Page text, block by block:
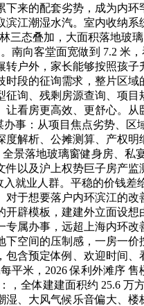
来的配套劣势，成为内环
江潮湿水汽。室内收纳系
三态叠加，大面积落地玻
南向客堂面宽做到 7.2 米，
户外，家长能够按照孩子
段的征询需求，整片区域
询、残剩房源查询、项目
看房更高效、更舒心。从
事：从项目焦点劣势、区
解析、公摊测算、产权明
景落地玻璃窗健身房、私
以及沪上权势巨子房产监
就业人群。平稳的价钱差
于想要落户内环滨江的改
辟模板，建建外立面设想
属办事，远超上海内环改
空间的压制感，一房一价
含预定体例、欢迎时间、
平米，2026 保利外滩序 售
，全体建建面积约 25.6 万
、大风气候乐音偏大、楼